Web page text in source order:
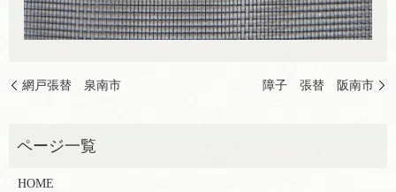
網戸張替 泉南市 障子 張替 阪南市
HOME